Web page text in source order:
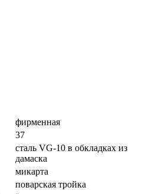
фирменная
37
сталь VG-10 в обкладках из
дамаска
микарта
поварская тройка